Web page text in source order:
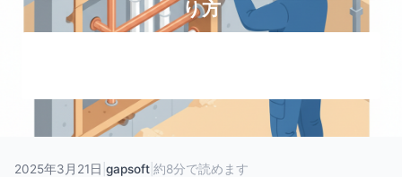
り方
2025年3月21日 gapsoft 約8分で読めます